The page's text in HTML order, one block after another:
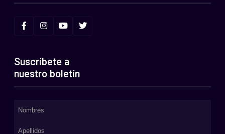
Suscríbete a
nuestro boletín